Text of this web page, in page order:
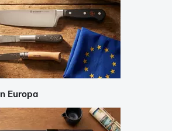
Europa